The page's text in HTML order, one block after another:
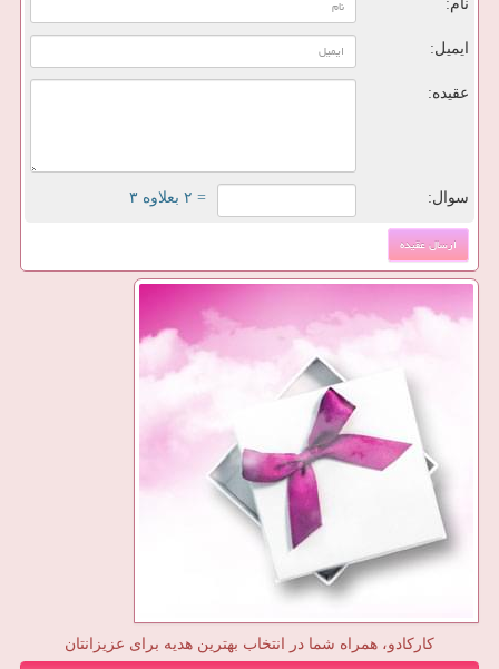
نام:
ایمیل:
عقیده:
سوال: = ۲ بعلاوه ۳
کارکادو، همراه شما در انتخاب بهترین هدیه برای عزیزانتان